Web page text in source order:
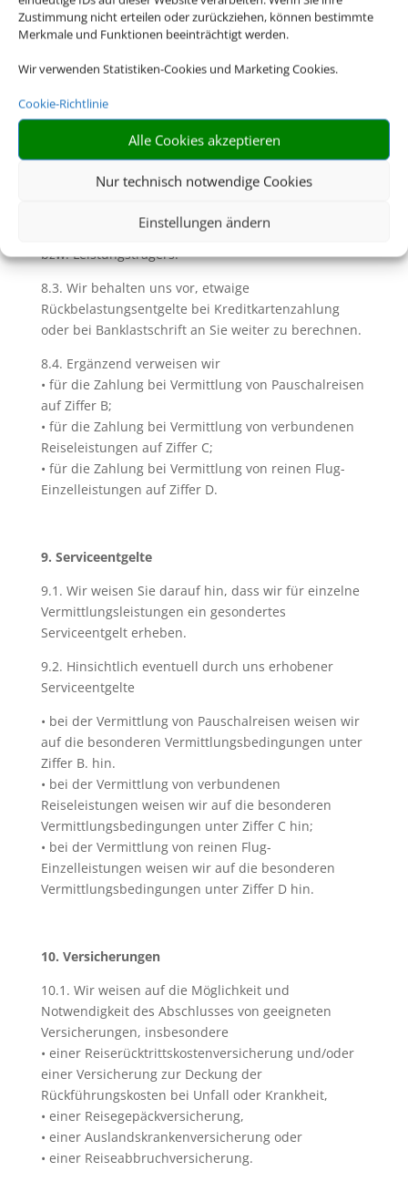
Zustimmung nicht erteilen oder zurückziehen, können bestimmte
Merkmale und Funktionen beeinträchtigt werden.
Wir verwenden Statistiken-Cookies und Marketing Cookies.
Cookie-Richtlinie
Alle Cookies akzeptieren
Nur technisch notwendige Cookies
Einstellungen ändern
8.1. Soweit wir (Reise-) Leistungen in Gestalt einer
Pauschalreise, verbundenen Reiseleistung oder
diesbezügliche Zahlungen einziehen, geschieht dies
im Namen und für Rechnung des jeweiligen
Veranstalters bzw. des Leistungsträgers. Unberührt
bleiben davon die Rechte zur Einziehung uns
zustehender Serviceentgelte.
8.2. Die Zahlungsfristen und sonstigen
Zahlungsbedingungen richten sich nach den
Bestimmungen des jeweiligen Reiseveranstalters
bzw. Leistungsträgers.
8.3. Wir behalten uns vor, etwaige
Rückbelastungsentgelte bei Kreditkartenzahlung
oder bei Banklastschrift an Sie weiter zu berechnen.
8.4. Ergänzend verweisen wir
• für die Zahlung bei Vermittlung von Pauschalreisen
auf Ziffer B;
• für die Zahlung bei Vermittlung von verbundenen
Reiseleistungen auf Ziffer C;
• für die Zahlung bei Vermittlung von reinen Flug-
Einzelleistungen auf Ziffer D.
9. Serviceentgelte
9.1. Wir weisen Sie darauf hin, dass wir für einzelne
Vermittlungsleistungen ein gesondertes
Serviceentgelt erheben.
9.2. Hinsichtlich eventuell durch uns erhobener
Serviceentgelte
• bei der Vermittlung von Pauschalreisen weisen wir
auf die besonderen Vermittlungsbedingungen unter
Ziffer B. hin.
• bei der Vermittlung von verbundenen
Reiseleistungen weisen wir auf die besonderen
Vermittlungsbedingungen unter Ziffer C hin;
• bei der Vermittlung von reinen Flug-
Einzelleistungen weisen wir auf die besonderen
Vermittlungsbedingungen unter Ziffer D hin.
10. Versicherungen
10.1. Wir weisen auf die Möglichkeit und
Notwendigkeit des Abschlusses von geeigneten
Versicherungen, insbesondere
• einer Reiserücktrittskostenversicherung und/oder
einer Versicherung zur Deckung der
Rückführungskosten bei Unfall oder Krankheit,
• einer Reisegepäckversicherung,
• einer Auslandskrankenversicherung oder
• einer Reiseabbruchversicherung.